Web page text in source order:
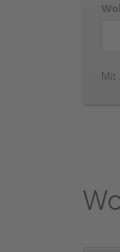
Mit